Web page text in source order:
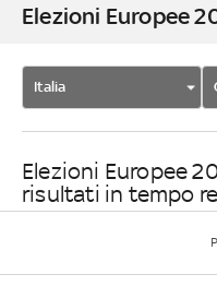
Elezioni Europee
Italia
Elezioni Europee
risultati in tempo